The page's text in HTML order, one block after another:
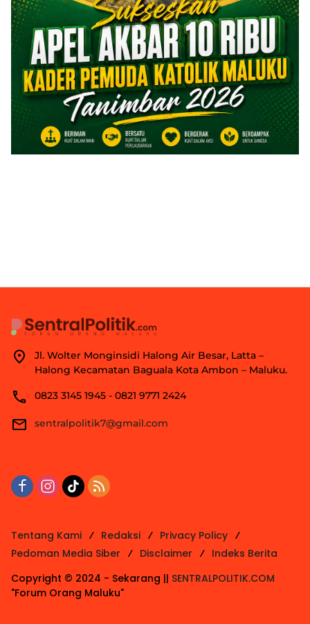
Jl. Wolter Monginsidi Halong Air Besar, Latta –
Halong Kecamatan Baguala Kota Ambon – Maluku.
0823 3145 1945 - 0821 9771 2424
sentralpolitik7@gmail.com
Tentang Kami Redaksi
Privacy Policy
Pedoman Media Siber
Disclaimer
Indeks Berita
Copyright © 2024 - Sekarang || SENTRALPOLITIK.COM
"Forum Orang Maluku"